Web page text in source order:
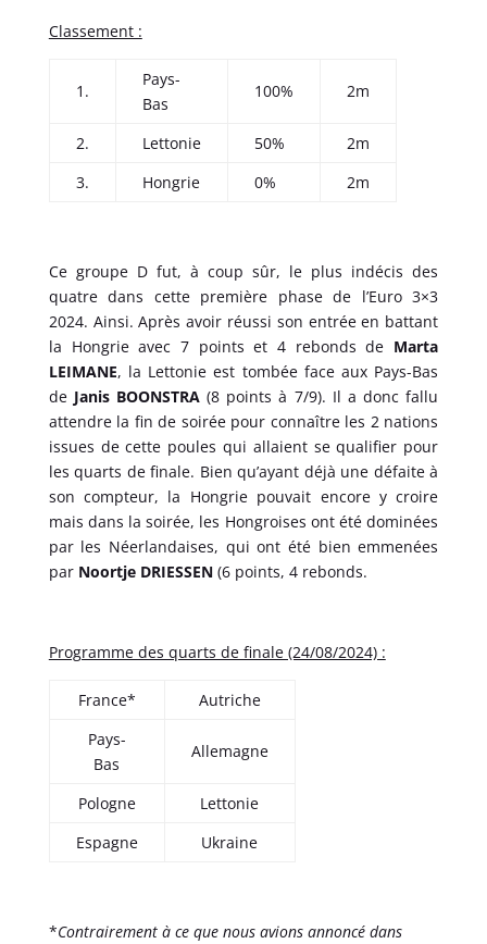
Classement :
1.
Pays-
Bas
100% 2m
2. Lettonie 50%
2m
3.
Hongrie 0% 2m
Ce groupe D fut, à coup sûr, le plus indécis des
quatre dans cette première phase de l’Euro 3×3
2024. Ainsi. Après avoir réussi son entrée en battant
la Hongrie avec 7 points et 4 rebonds de Marta
LEIMANE, la Lettonie est tombée face aux Pays-Bas
deJanis BOONSTRA (8 points à 7/9). Il a donc fallu
attendre la fin de soirée pour connaître les 2 nations
issues de cette poules qui allaient se qualifier pour
les quarts de finale. Bien qu’ayant déjà une défaite à
son compteur, la Hongrie pouvait encore y croire
mais dans la soirée, les Hongroises ont été dominées
par les Néerlandaises, qui ont été bien emmenées
par Noortje DRIESSEN(6 points, 4 rebonds.
Programme des quarts de finale (24/08/2024) :
France*
Autriche
Pays-
Bas
Allemagne
Pologne
Lettonie
Espagne
Ukraine
*Contrairement à ce que nous avions annoncé dans